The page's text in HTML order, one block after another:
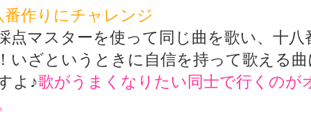
番作りにチャレンジ
点マスターを使って同じ曲を歌い、十八
いざというときに自信を持って歌える
よ♪歌がうまくなりたい同士で行くのが